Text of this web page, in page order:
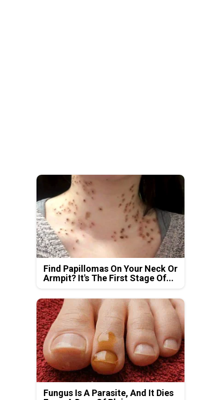
Find Papillomas On Your Neck Or
Armpit? It's The First Stage Of...
Fungus Is A Parasite, And It Dies